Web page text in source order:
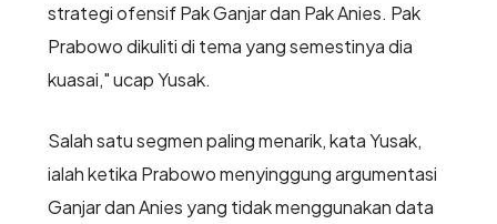
strategi ofensif Pak Ganjar dan Pak Anies. Pak
Prabowo dikuliti di tema yang semestinya dia
kuasai," ucap Yusak.
Salah satu segmen paling menarik, kata Yusak,
ialah ketika Prabowo menyinggung argumentasi
Ganjar dan Anies yang tidak menggunakan data